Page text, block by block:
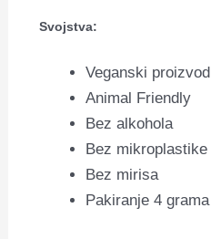
Svojstva:
Veganski proizvod
Animal Friendly
Bez alkohola
Bez mikroplastike
Bez mirisa
Pakiranje 4 grama